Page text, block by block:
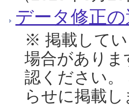
データ修正
※ 掲載して
場合がありま
認ください。
らせに掲載し